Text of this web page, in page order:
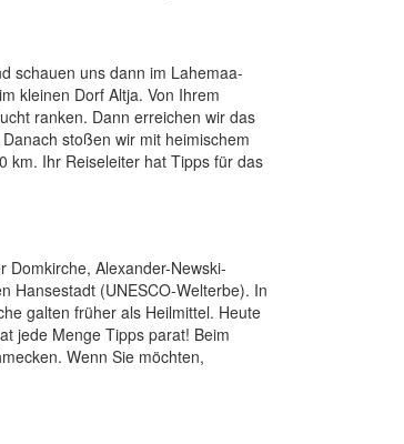
schauen uns dann im Lahemaa-
kleinen Dorf Altja. Von Ihrem
ranken. Dann erreichen wir das
stoßen wir mit heimischem
km. Ihr Reiseleiter hat Tipps für das
Alexander-Newski-
Hansestadt (UNESCO-Welterbe). In
galten früher als Heilmittel. Heute
jede Menge Tipps parat! Beim
Wenn Sie möchten,